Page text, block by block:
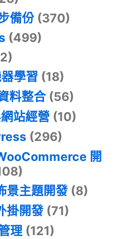
備份 (370)
(499)
學習 (18)
料整合(56)
站經營 (10)
(296)
開
景主題開發(8)
掛開發(71)
理(121)